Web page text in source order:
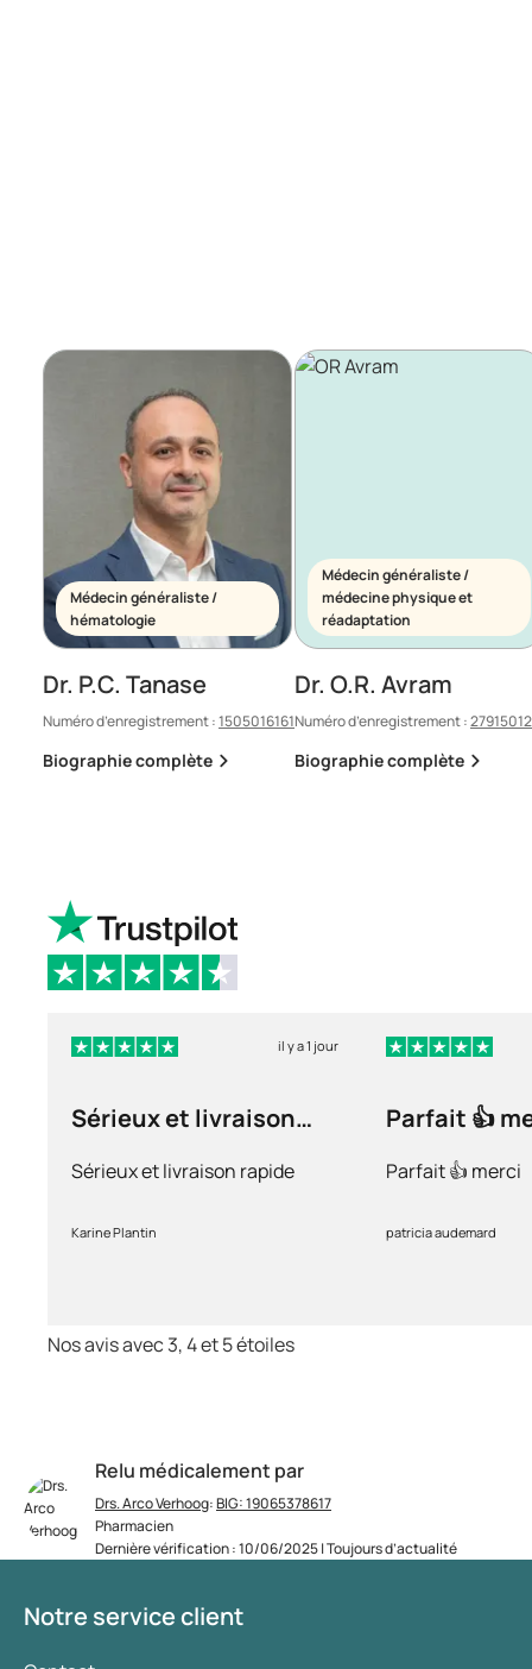
Relu médicalement par
Drs. Arco Verhoog:BIG: 19065378617
Pharmacien
Dernière vérification : 10/06/2025 | Toujours d’actualité
Médecin généraliste /
hématologie
Dr. P.C. Tanase
Numéro d’enregistrement :1505016161
Biographie complète
Médecin généraliste /
médecine physique et
réadaptation
Dr. O.R. Avram
Numéro d’enregistrement :
Biographie complète
il y a 1 jour
Sérieux et livraison
Sérieux et livraison rapide
Karine Plantin
Parfait 👍
Parfait 👍 merci
patricia audemard
Nos avis avec 3, 4 et 5 étoiles
Notre service client